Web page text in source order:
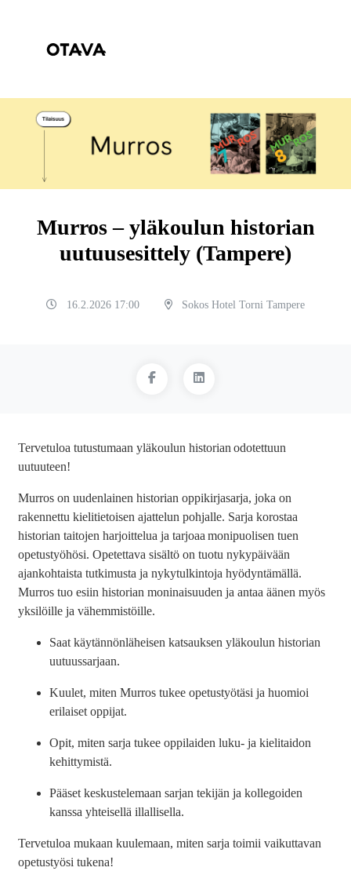
Murros – yläkoulun historian
uutuusesittely (Tampere)
16.2.2026 17:00 Sokos Hotel Torni Tampere
Tervetuloa tutustumaan yläkoulun historian odotettuun
uutuuteen!
Murros on uudenlainen historian oppikirjasarja, joka on
rakennettu kielitietoisen ajattelun pohjalle. Sarja korostaa
historian taitojen harjoittelua ja tarjoaa monipuolisen tuen
opetustyöhösi. Opetettava sisältö on tuotu nykypäivään
ajankohtaista tutkimusta ja nykytulkintoja hyödyntämällä.
Murros tuo esiin historian moninaisuuden ja antaa äänen myös
yksilöille ja vähemmistöille.
Saat käytännönläheisen katsauksen yläkoulun historian
uutuussarjaan.
Kuulet, miten Murros tukee opetustyötäsi ja huomioi
erilaiset oppijat.
Opit, miten sarja tukee oppilaiden luku- ja kielitaidon
kehittymistä.
Pääset keskustelemaan sarjan tekijän ja kollegoiden
kanssa yhteisellä illallisella.
Tervetuloa mukaan kuulemaan, miten sarja toimii vaikuttavan
opetustyösi tukena!